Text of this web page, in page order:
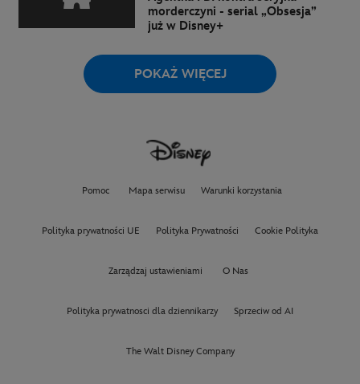
morderczyni - serial „Obsesja”
już w Disney+
POKAŻ WIĘCEJ
Pomoc Mapa serwisu Warunki korzystania
Polityka prywatności UE Polityka Prywatności Cookie Polityka
Zarządzaj ustawieniami O Nas
Polityka prywatnosci dla dziennikarzy Sprzeciw od AI
The Walt Disney Company